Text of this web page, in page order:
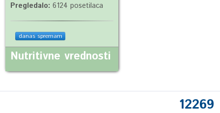
Pregledalo: 6124 posetilaca
danas spremam
Nutritivne vrednosti
12269